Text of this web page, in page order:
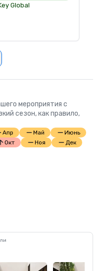
Global
мероприятия с
сезон, как правило,
Апр Май
Июнь
Окт Ноя Дек